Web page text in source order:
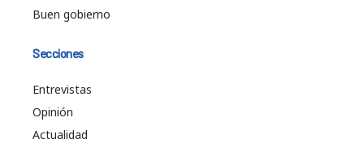
Buen gobierno
Secciones
Entrevistas
Opinión
Actualidad